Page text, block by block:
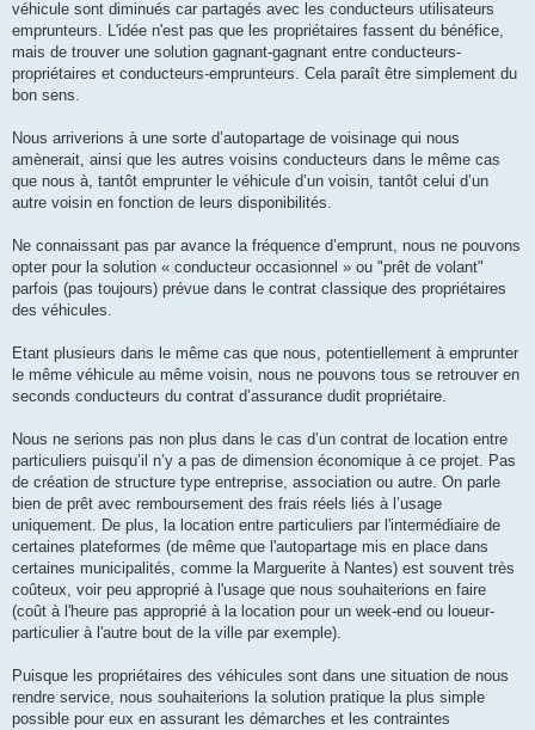
véhicule sont diminués car partagés avec les conducteurs utilisateurs
emprunteurs. L'idée n'est pas que les propriétaires fassent du bénéfice,
mais de trouver une solution gagnant-gagnant entre conducteurs-
propriétaires et conducteurs-emprunteurs. Cela paraît être simplement du
bon sens.
Nous arriverions à une sorte d’autopartage de voisinage qui nous
amènerait, ainsi que les autres voisins conducteurs dans le même cas
que nous à, tantôt emprunter le véhicule d’un voisin, tantôt celui d’un
autre voisin en fonction de leurs disponibilités.
Ne connaissant pas par avance la fréquence d’emprunt, nous ne pouvons
opter pour la solution « conducteur occasionnel » ou "prêt de volant"
parfois (pas toujours) prévue dans le contrat classique des propriétaires
des véhicules.
Etant plusieurs dans le même cas que nous, potentiellement à emprunter
le même véhicule au même voisin, nous ne pouvons tous se retrouver en
seconds conducteurs du contrat d’assurance dudit propriétaire.
Nous ne serions pas non plus dans le cas d’un contrat de location entre
particuliers puisqu’il n’y a pas de dimension économique à ce projet. Pas
de création de structure type entreprise, association ou autre. On parle
bien de prêt avec remboursement des frais réels liés à l’usage
uniquement. De plus, la location entre particuliers par l'intermédiaire de
certaines plateformes (de même que l'autopartage mis en place dans
certaines municipalités, comme la Marguerite à Nantes) est souvent très
coûteux, voir peu approprié à l'usage que nous souhaiterions en faire
(coût à l'heure pas approprié à la location pour un week-end ou loueur-
particulier à l'autre bout de la ville par exemple).
Puisque les propriétaires des véhicules sont dans une situation de nous
rendre service, nous souhaiterions la solution pratique la plus simple
possible pour eux en assurant les démarches et les contraintes